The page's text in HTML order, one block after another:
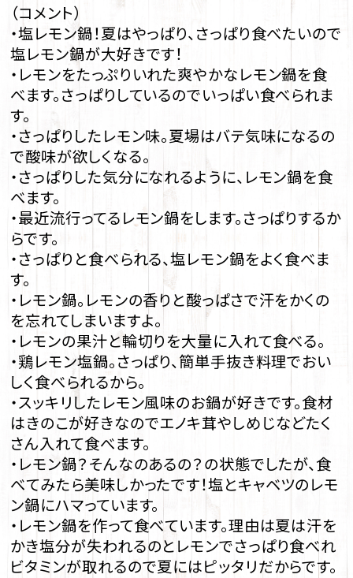
（コメント）
・塩レモン鍋！夏はやっぱり、さっぱり食べたいので
塩レモン鍋が大好きです！
・レモンをたっぷりいれた爽やかなレモン鍋を食
べます。さっぱりしているのでいっぱい食べられま
す。
・さっぱりしたレモン味。夏場はバテ気味になるの
で酸味が欲しくなる。
・さっぱりした気分になれるように、レモン鍋を食
べます。
・最近流行ってるレモン鍋をします。さっぱりするか
らです。
・さっぱりと食べられる、塩レモン鍋をよく食べま
す。
・レモン鍋。レモンの香りと酸っぱさで汗をかくの
を忘れてしまいますよ。
・レモンの果汁と輪切りを大量に入れて食べる。
・鶏レモン塩鍋。さっぱり、簡単手抜き料理でおい
しく食べられるから。
・スッキリしたレモン風味のお鍋が好きです。食材
はきのこが好きなのでエノキ茸やしめじなどたく
さん入れて食べます。
・レモン鍋？そんなのあるの？の状態でしたが、食
べてみたら美味しかったです！塩とキャベツのレモ
ン鍋にハマっています。
・レモン鍋を作って食べています。理由は夏は汗を
かき塩分が失われるのとレモンでさっぱり食べれ
ビタミンが取れるので夏にはピッタリだからです。